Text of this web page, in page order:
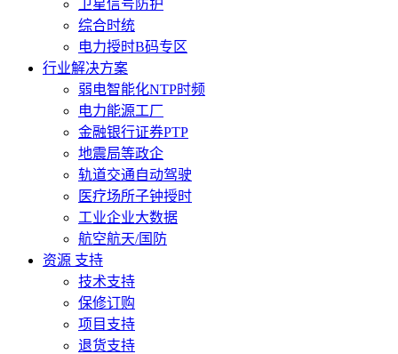
卫星信号防护
综合时统
电力授时B码专区
行业解决方案
弱电智能化NTP时频
电力能源工厂
金融银行证券PTP
地震局等政企
轨道交通自动驾驶
医疗场所子钟授时
工业企业大数据
航空航天/国防
资源 支持
技术支持
保修订购
项目支持
退货支持